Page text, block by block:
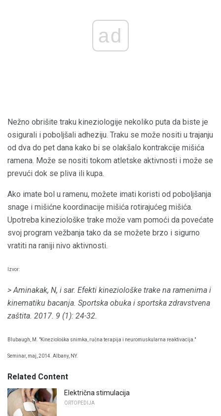
ad
Nežno obrišite traku kineziologije nekoliko puta da biste je
osigurali i poboljšali adheziju. Traku se može nositi u trajanju
od dva do pet dana kako bi se olakšalo kontrakcije mišića
ramena. Može se nositi tokom atletske aktivnosti i može se
prevući dok se pliva ili kupa.
Ako imate bol u ramenu, možete imati koristi od poboljšanja
snage i mišićne koordinacije mišića rotirajućeg mišića.
Upotreba kineziološke trake može vam pomoći da povećate
svoj program vežbanja tako da se možete brzo i sigurno
vratiti na raniji nivo aktivnosti.
Izvor:
> Aminakak, N, i sar. Efekti kineziološke trake na ramenima i
kinematiku bacanja. Sportska obuka i sportska zdravstvena
zaštita. 2017. 9 (1): 24-32.
Blubaugh, M. "Kineziološka snimka, ručna terapija i neuromuskularna reaktivacija."
Seminar, maj, 2014. Albany, NY.
Related Content
Električna stimulacija
ORTOPEDIJA